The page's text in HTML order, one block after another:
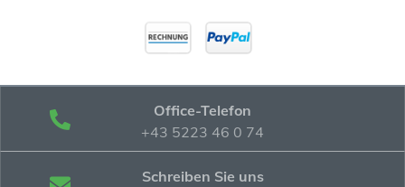
Office-Telefon
+43 5223 46 0 74
Schreiben Sie uns